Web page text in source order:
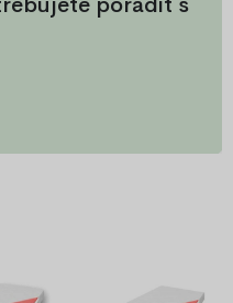
kreativitu a schopnost